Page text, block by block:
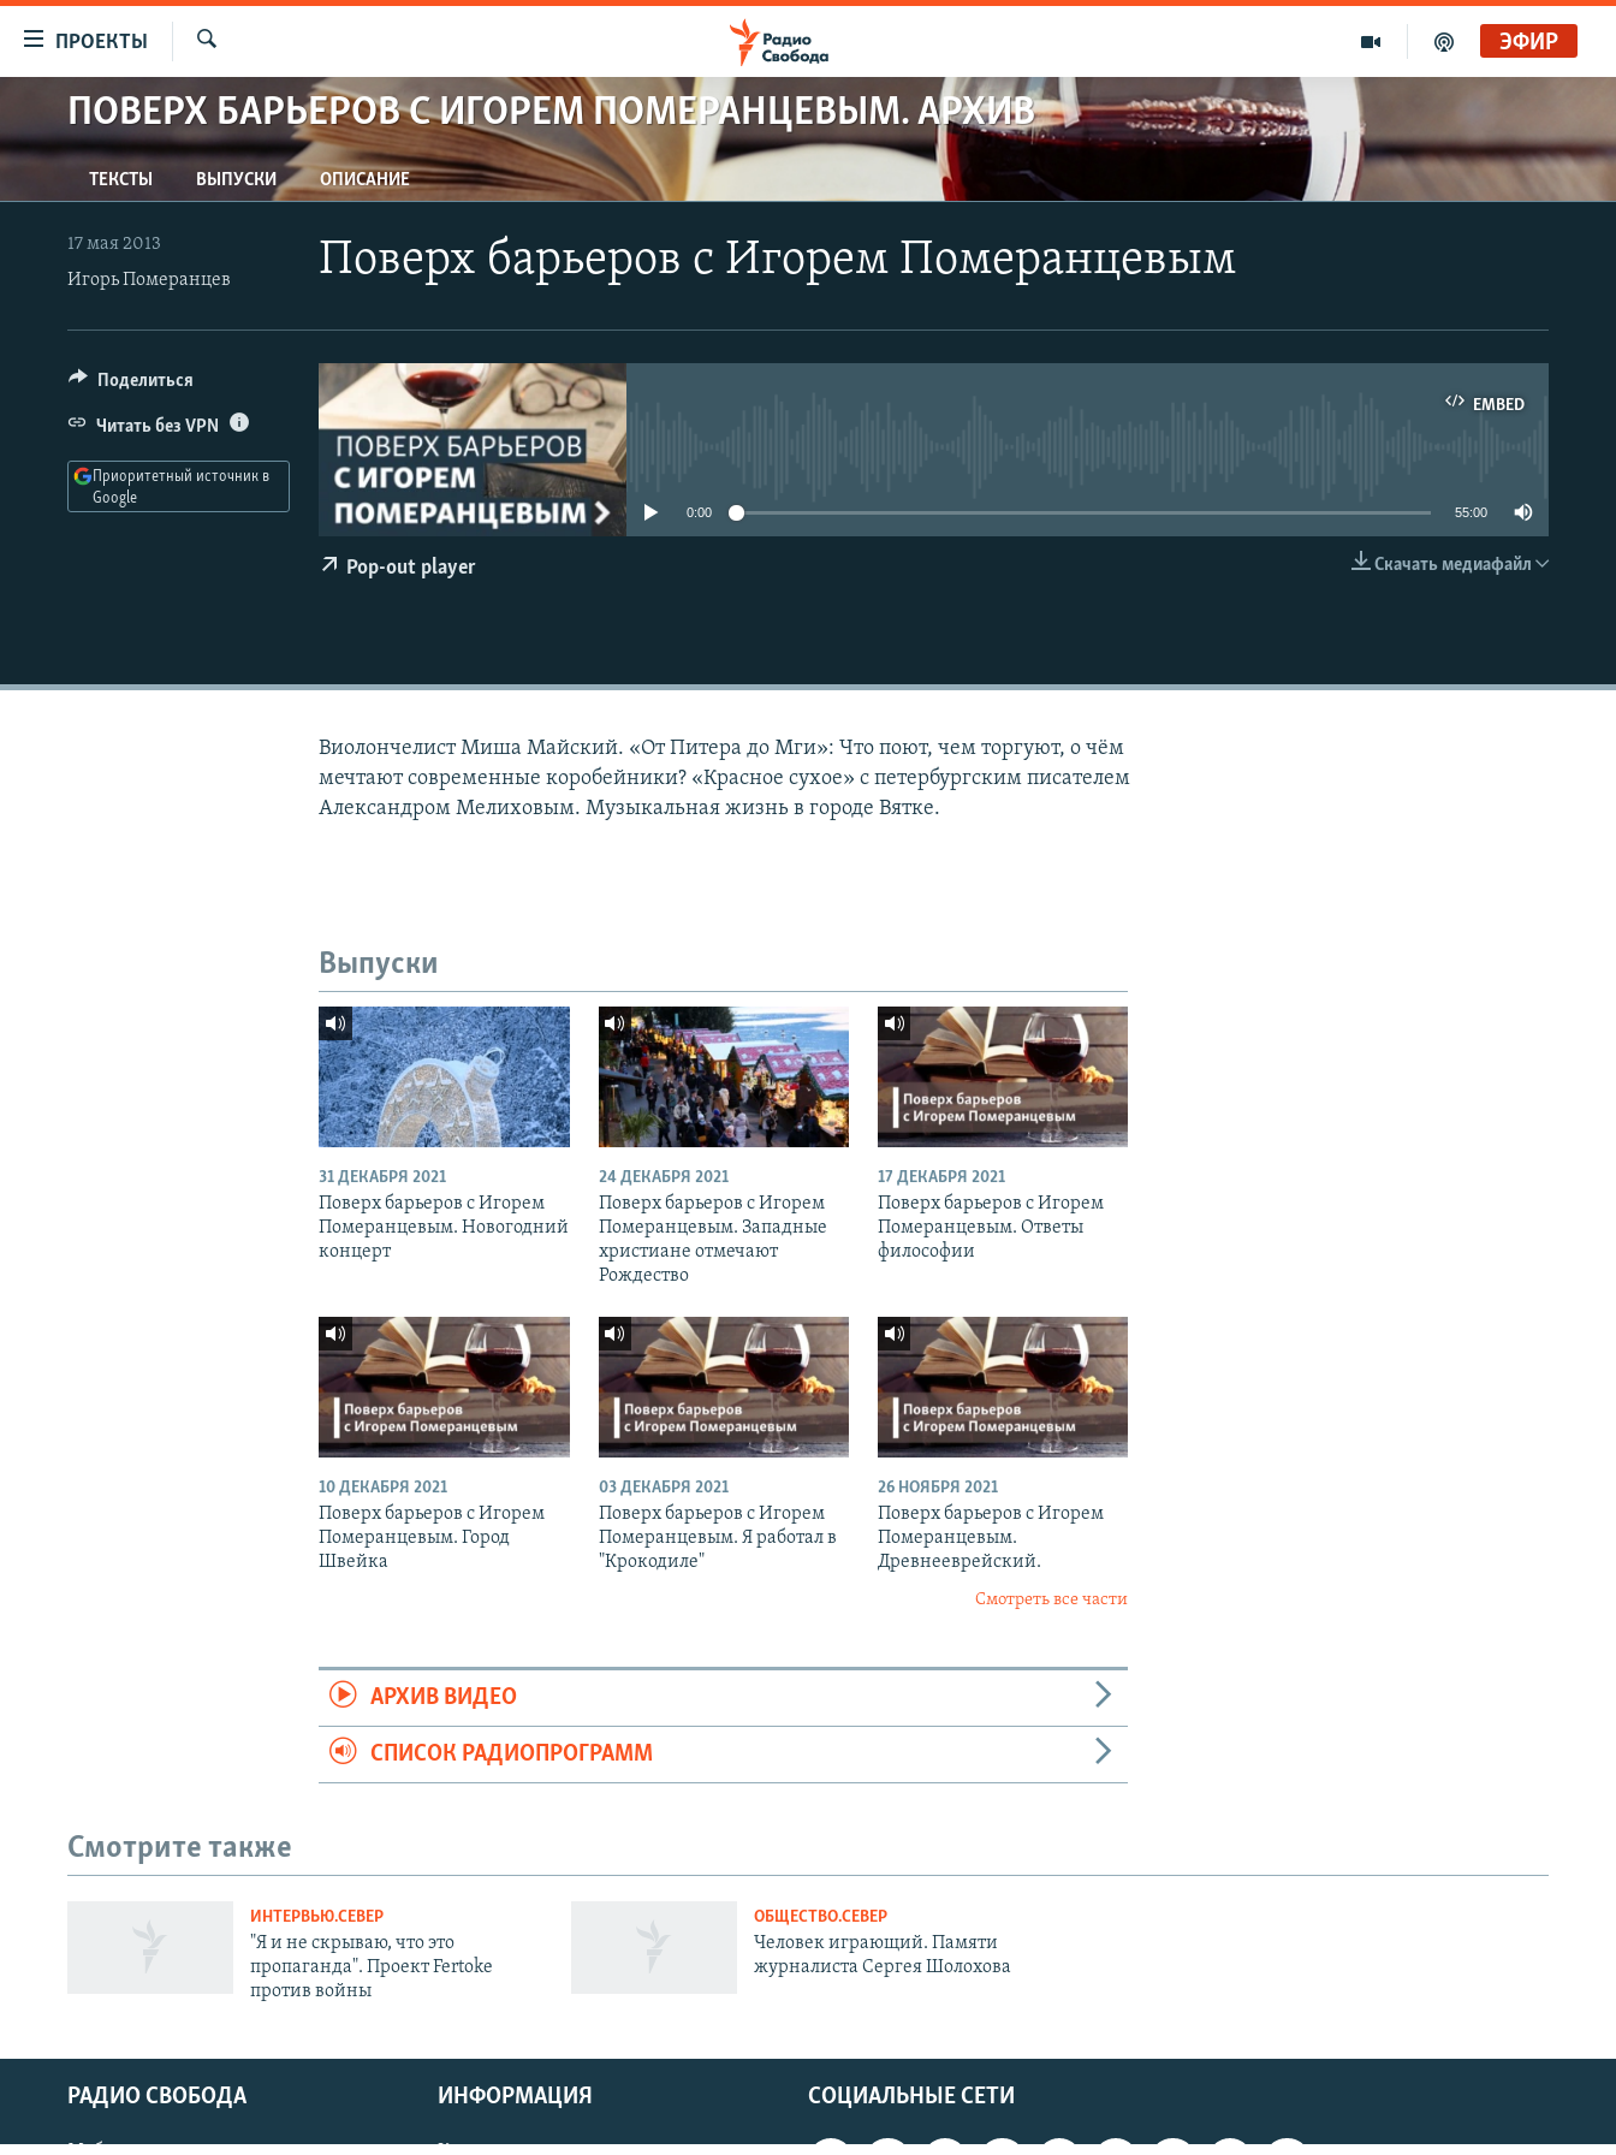
упрощенного
доступа
Вернуться
к
основному
содержанию
навигации
Вернутся
ПРОЕКТЫ
ПРОГРАММЫ
ПОДКАСТЫ
АВТОРСКИЕ ПРОЕКТЫ
ЦИТАТЫ СВОБОДЫ
МНЕНИЯ
КУЛЬТУРА
IDEL.РЕАЛИИ
КАВКАЗ.РЕАЛИИ
СЕВЕР.РЕАЛИИ
СИБИРЬ.РЕАЛИИ
Все сайты РСЕ/РС
ЭФИР
ПОВЕРХ БАРЬЕРОВ С ИГОРЕМ ПОМЕРАНЦЕВЫМ. АРХИВ
ТЕКСТЫ ВЫПУСКИ ОПИСАНИЕ
Поверх барьеров с Игорем Померанцевым
17 мая 2013
Игорь Померанцев
EMBED
EMBED
0:00 55:00
Скачать медиафайл
Pop-out player
Поделиться
Читать без VPN
Приоритетный источник в
Google
Виолончелист Миша Майский. «От Питера до Мги»: Что поют, чем торгуют, о чём
мечтают современные коробейники? «Красное сухое» с петербургским писателем
Александром Мелиховым. Музыкальная жизнь в городе Вятке.
Выпуски
31 ДЕКАБРЯ 2021
Поверх барьеров с Игорем
Померанцевым. Новогодний
концерт
24 ДЕКАБРЯ 2021
Поверх барьеров с Игорем
Померанцевым. Западные
христиане отмечают
Рождество
17 ДЕКАБРЯ 2021
Поверх барьеров с Игорем
Померанцевым. Ответы
философии
10 ДЕКАБРЯ 2021
Поверх барьеров с Игорем
Померанцевым. Город
Швейка
03 ДЕКАБРЯ 2021
Поверх барьеров с Игорем
Померанцевым. Я работал в
"Крокодиле"
26 НОЯБРЯ 2021
Поверх барьеров с Игорем
Померанцевым.
Древнееврейский.
Смотреть все части
АРХИВ ВИДЕО
СПИСОК РАДИОПРОГРАММ
Смотрите также
ИНТЕРВЬЮ.СЕВЕР
"Я и не скрываю, что это
пропаганда". Проект Fertoke
против войны
ОБЩЕСТВО.СЕВЕР
Человек играющий. Памяти
журналиста Сергея Шолохова
СОЦИАЛЬНЫЕ СЕТИ
РАДИО СВОБОДА ИНФОРМАЦИЯ